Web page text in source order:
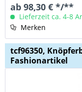
ab 98,30 € */**
Lieferzeit ca. 4-8
Merken
tcf96350,
Fashionartikel